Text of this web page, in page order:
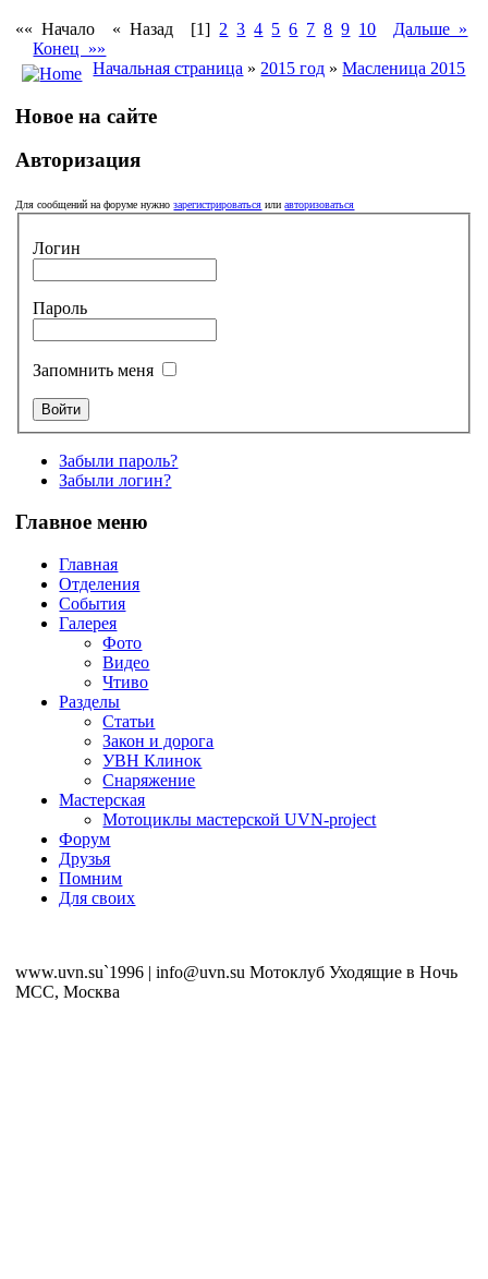
«« Начало « Назад [1] 2 3 4 5 6 7 8 9 10
Дальше »
Конец »»
Начальная страница » 2015 год »Масленица 2015
Новое на сайте
Авторизация
Для сообщений на форуме нужнозарегистрироваться илиавторизоваться
Логин
Пароль
Запомнить меня
Забыли пароль?
Забыли логин?
Главное меню
Главная
Отделения
События
Галерея
Фото
Видео
Чтиво
Разделы
Статьи
Закон и дорога
УВН Клинок
Снаряжение
Мастерская
Мотоциклы мастерской UVN-project
Форум
Друзья
Помним
Для своих
www.uvn.su`1996 | info@uvn.su Мотоклуб Уходящие в Ночь
MCC, Москва